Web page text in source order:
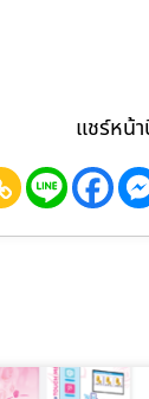
แชร์หน้